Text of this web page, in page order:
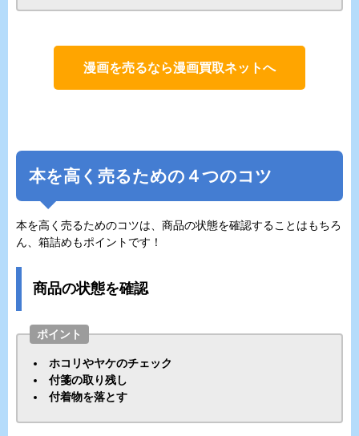
漫画を売るなら漫画買取ネットへ
本を高く売るための４つのコツ
本を高く売るためのコツは、商品の状態を確認することはもちろ
ん、箱詰めもポイントです！
商品の状態を確認
ポイント
ホコリやヤケのチェック
付箋の取り残し
付着物を落とす